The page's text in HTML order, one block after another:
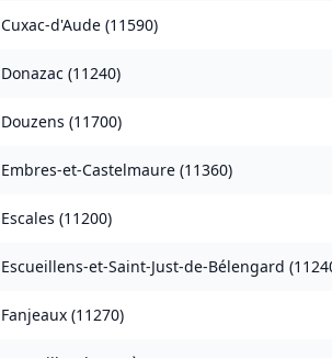
Cuxac-d'Aude (11590)
Donazac (11240)
Douzens (11700)
Embres-et-Castelmaure (11360)
Escales (11200)
Escueillens-et-Saint-Just-de-Bélengard (
Fanjeaux (11270)